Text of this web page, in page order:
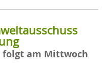
folgt am Mittwoch